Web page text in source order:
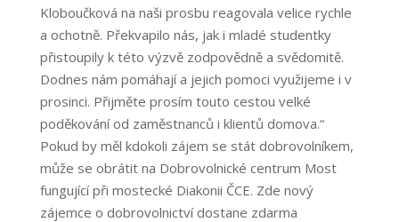
Kloboučková na naši prosbu reagovala velice rychle
a ochotně. Překvapilo nás, jak i mladé studentky
přistoupily k této výzvě zodpovědně a svědomitě.
Dodnes nám pomáhají a jejich pomoci využijeme i v
prosinci. Přijměte prosím touto cestou velké
poděkování od zaměstnanců i klientů domova.“
Pokud by měl kdokoli zájem se stát dobrovolníkem,
může se obrátit na Dobrovolnické centrum Most
fungující při mostecké Diakonii ČCE. Zde nový
zájemce o dobrovolnictví dostane zdarma